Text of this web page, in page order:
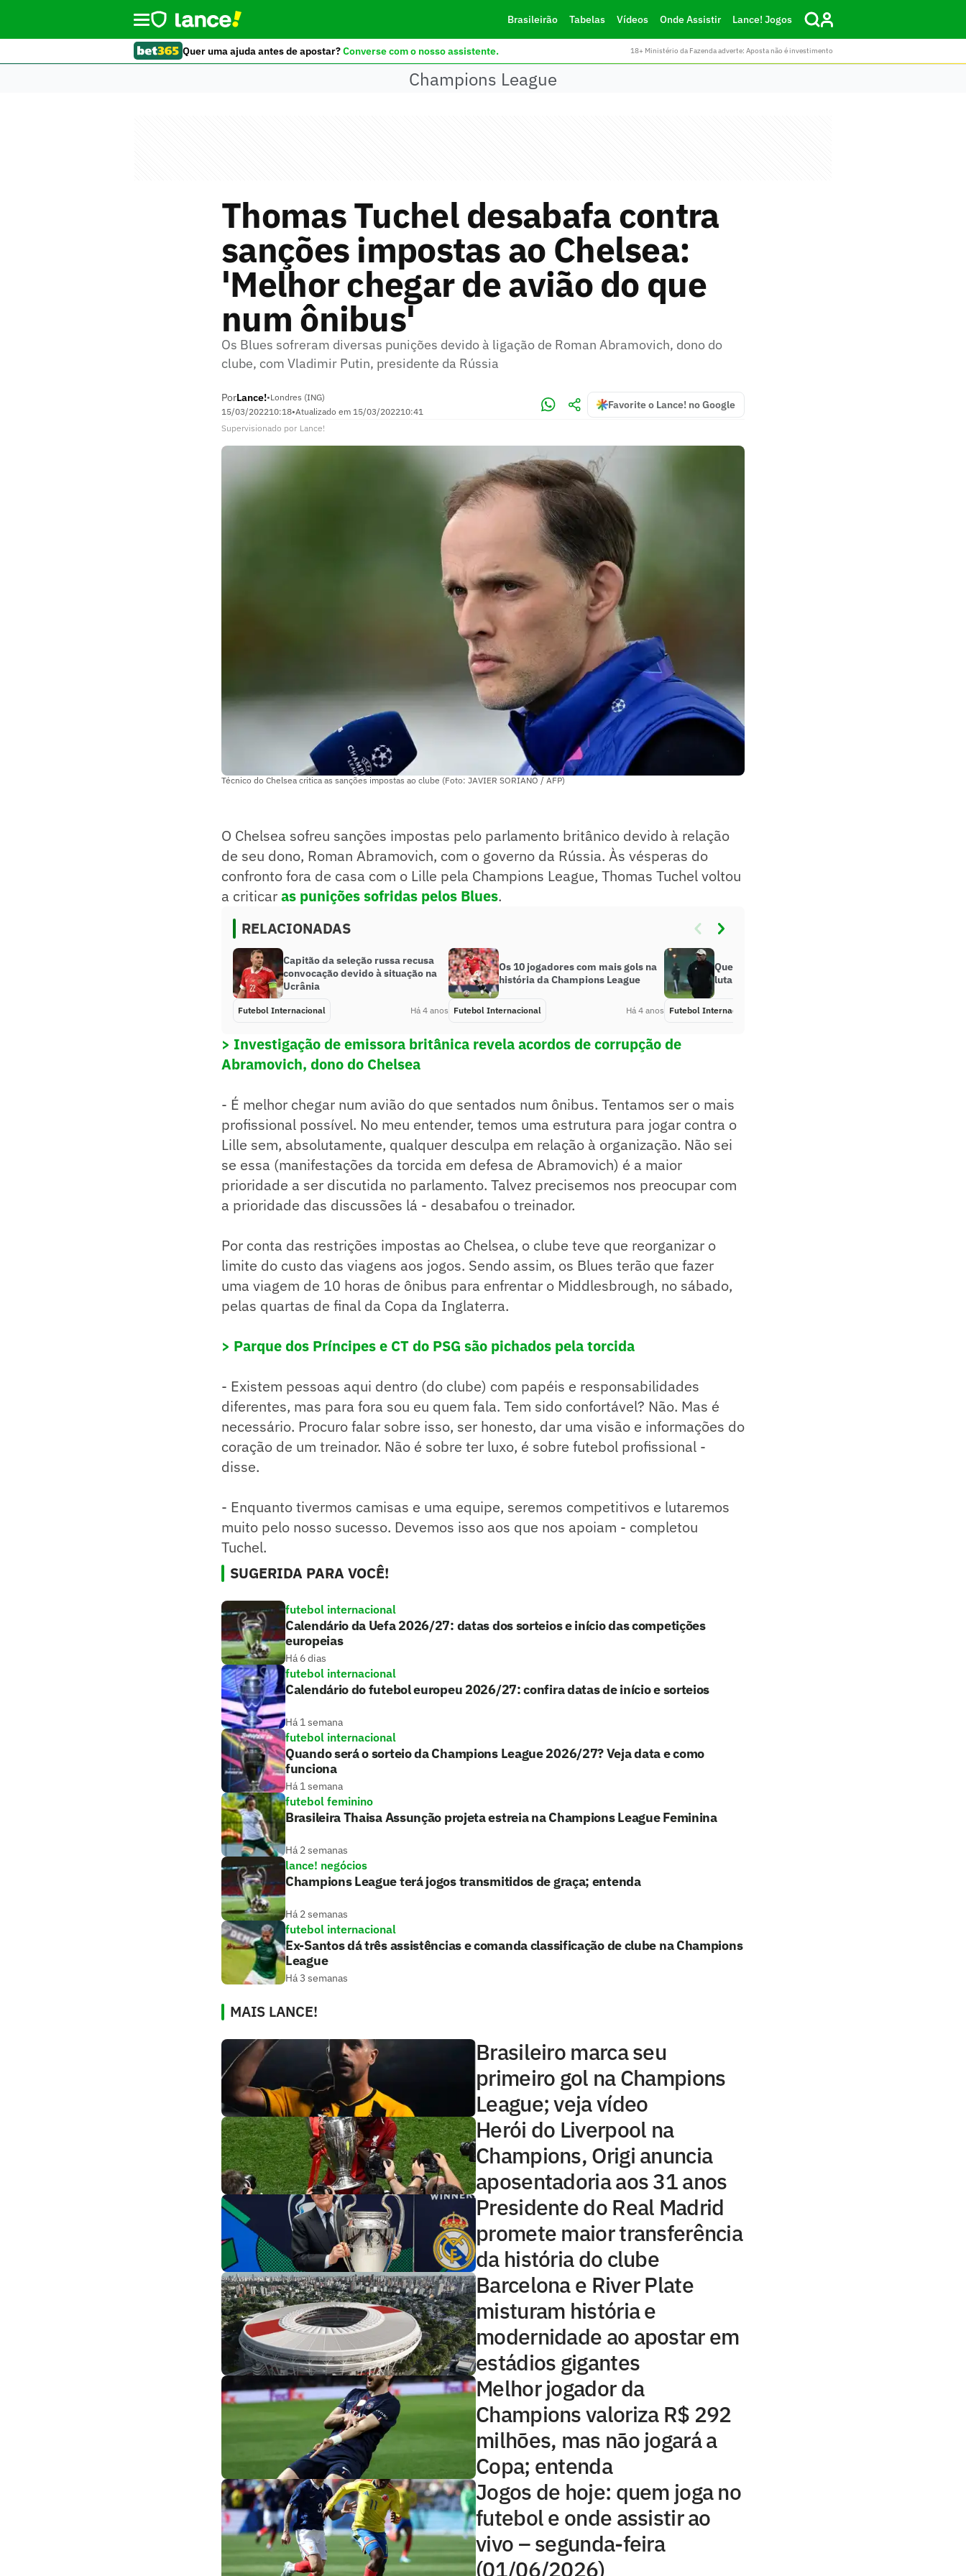
Brasileirão Tabelas Vídeos Onde Assistir Lance! Jogos
Quer uma ajuda antes de apostar?Converse com o nosso assistente. 18+ Ministério da Fazenda adverte: Aposta não é investimento
Champions League
Thomas Tuchel desabafa contra
sanções impostas ao Chelsea:
'Melhor chegar de avião do que
num ônibus'
Os Blues sofreram diversas punições devido à ligação de Roman Abramovich, dono do
clube, com Vladimir Putin, presidente da Rússia
PorLance!•Londres (ING)
15/03/202210:18•Atualizado em 15/03/202210:41
Favorite o Lance! no Google
Supervisionado por Lance!
Técnico do Chelsea critica as sanções impostas ao clube (Foto: JAVIER SORIANO / AFP)
O Chelsea sofreu sanções impostas pelo parlamento britânico devido à relação
de seu dono, Roman Abramovich, com o governo da Rússia. Às vésperas do
confronto fora de casa com o Lille pela Champions League, Thomas Tuchel voltou
a criticaras punições sofridas pelos Blues.
RELACIONADAS
Capitão da seleção russa recusa
convocação devido à situação na
Ucrânia
Futebol Internacional Há 4 anos
Os 10 jogadores com mais gols na
história da Champions League
Futebol Internacional Há 4 anos
Quem são os atletas ucranianos
lutando na guerra contra a Rússia
Futebol Internacional
> Investigação de emissora britânica revela acordos de corrupção de
Abramovich, dono do Chelsea
- É melhor chegar num avião do que sentados num ônibus. Tentamos ser o mais
profissional possível. No meu entender, temos uma estrutura para jogar contra o
Lille sem, absolutamente, qualquer desculpa em relação à organização. Não sei
se essa (manifestações da torcida em defesa de Abramovich) é a maior
prioridade a ser discutida no parlamento. Talvez precisemos nos preocupar com
a prioridade das discussões lá - desabafou o treinador.
Por conta das restrições impostas ao Chelsea, o clube teve que reorganizar o
limite do custo das viagens aos jogos. Sendo assim, os Blues terão que fazer
uma viagem de 10 horas de ônibus para enfrentar o Middlesbrough, no sábado,
pelas quartas de final da Copa da Inglaterra.
> Parque dos Príncipes e CT do PSG são pichados pela torcida
- Existem pessoas aqui dentro (do clube) com papéis e responsabilidades
diferentes, mas para fora sou eu quem fala. Tem sido confortável? Não. Mas é
necessário. Procuro falar sobre isso, ser honesto, dar uma visão e informações do
coração de um treinador. Não é sobre ter luxo, é sobre futebol profissional -
disse.
- Enquanto tivermos camisas e uma equipe, seremos competitivos e lutaremos
muito pelo nosso sucesso. Devemos isso aos que nos apoiam - completou
Tuchel.
SUGERIDA PARA VOCÊ!
futebol internacional
Calendário da Uefa 2026/27: datas dos sorteios e início das competições
europeias
Há 6 dias
futebol internacional
Calendário do futebol europeu 2026/27: confira datas de início e sorteios
Há 1 semana
futebol internacional
Quando será o sorteio da Champions League 2026/27? Veja data e como
funciona
Há 1 semana
futebol feminino
Brasileira Thaisa Assunção projeta estreia na Champions League Feminina
Há 2 semanas
lance! negócios
Champions League terá jogos transmitidos de graça; entenda
Há 2 semanas
futebol internacional
Ex-Santos dá três assistências e comanda classificação de clube na Champions
League
Há 3 semanas
MAIS LANCE!
Brasileiro marca seu
primeiro gol na Champions
League; veja vídeo
Herói do Liverpool na
Champions, Origi anuncia
aposentadoria aos 31 anos
Presidente do Real Madrid
promete maior transferência
da história do clube
Barcelona e River Plate
misturam história e
modernidade ao apostar em
estádios gigantes
Melhor jogador da
Champions valoriza R$ 292
milhões, mas não jogará a
Copa; entenda
Jogos de hoje: quem joga no
futebol e onde assistir ao
vivo – segunda-feira
(01/06/2026)